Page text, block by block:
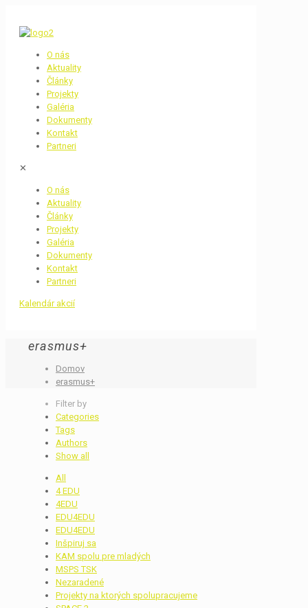
O nás
Aktuality
Články
Projekty
Galéria
Dokumenty
Kontakt
Partneri
✕
O nás
Aktuality
Články
Projekty
Galéria
Dokumenty
Kontakt
Partneri
Kalendár akcií
erasmus+
Domov
erasmus+
Filter by
Categories
Tags
Authors
Show all
All
4 EDU
4EDU
EDU4EDU
EDU4EDU
Inšpiruj sa
KAM spolu pre mladých
MSPS TSK
Nezaradené
Projekty na ktorých spolupracujeme